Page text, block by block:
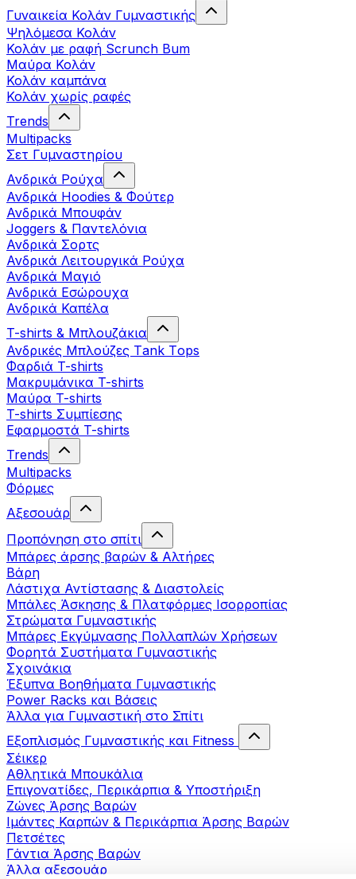
Γυναικεία Κολάν Γυμναστικής
Ψηλόμεσα Κολάν
Κολάν με ραφή Scrunch Bum
Μαύρα Κολάν
Κολάν καμπάνα
Κολάν χωρίς ραφές
Trends
Multipacks
Σετ Γυμναστηρίου
Ανδρικά Ρούχα
Ανδρικά Hoodies & Φούτερ
Ανδρικά Μπουφάν
Joggers & Παντελόνια
Ανδρικά Σορτς
Ανδρικά Λειτουργικά Ρούχα
Ανδρικά Μαγιό
Ανδρικά Εσώρουχα
Ανδρικά Καπέλα
T-shirts & Μπλουζάκια
Ανδρικές Mπλούζες Τank Τops
Φαρδιά T-shirts
Μακρυμάνικα T-shirts
Μαύρα T-shirts
T-shirts Συμπίεσης
Εφαρμοστά T-shirts
Trends
Multipacks
Φόρμες
Αξεσουάρ
Προπόνηση στο σπίτι
Μπάρες άρσης βαρών & Αλτήρες
Βάρη
Λάστιχα Αντίστασης & Διαστολείς
Μπάλες Άσκησης & Πλατφόρμες Ισορροπίας
Στρώματα Γυμναστικής
Μπάρες Εκγύμνασης Πολλαπλών Χρήσεων
Φορητά Συστήματα Γυμναστικής
Σχοινάκια
Έξυπνα Βοηθήματα Γυμναστικής
Power Racks και Βάσεις
Άλλα για Γυμναστική στο Σπίτι
Εξοπλισμός Γυμναστικής και Fitness
Σέικερ
Αθλητικά Μπουκάλια
Επιγονατίδες, Περικάρπια & Υποστήριξη
Ζώνες Άρσης Βαρών
Ιμάντες Καρπών & Περικάρπια Άρσης Βαρών
Πετσέτες
Γάντια Άρσης Βαρών
Άλλα αξεσουάρ